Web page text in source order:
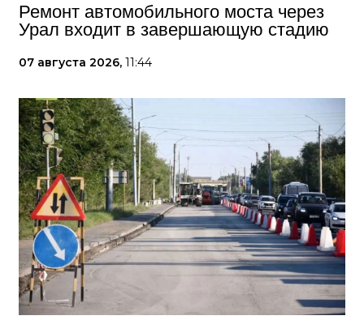
Ремонт автомобильного моста через
Урал входит в завершающую стадию
07 августа 2026, 11:44